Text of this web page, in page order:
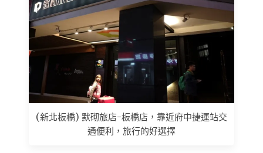
(新北板橋) 默砌旅店-板橋店，靠近府中捷運站交
通便利，旅行的好選擇